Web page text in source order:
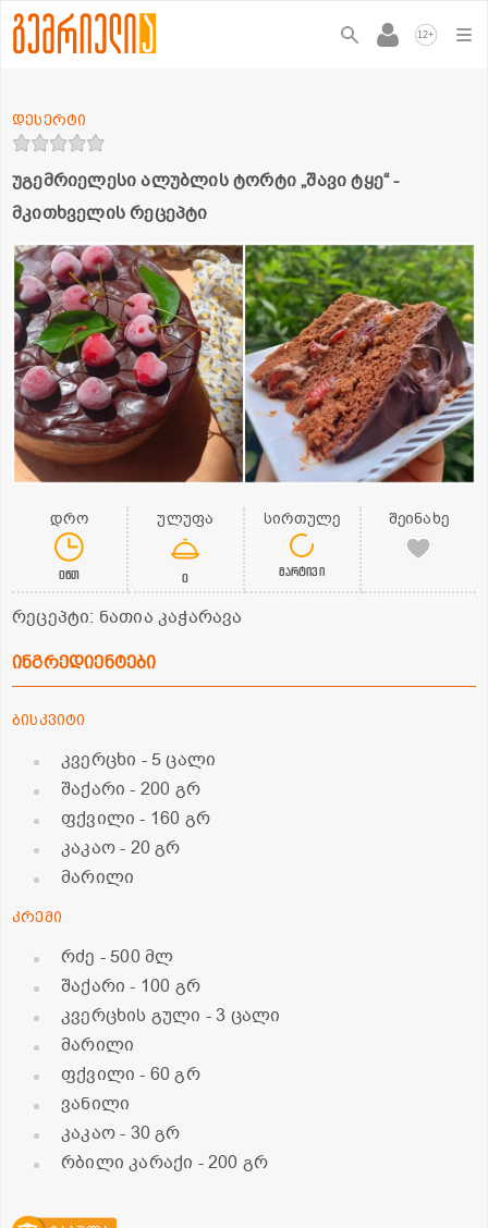
12+
უგემრიელესი ალუბლის ტორტი „შავი ტყე“ -
მკითხველის რეცეპტი
დესერტი
დრო
0წთ
ულუფა
0
სირთულე
მარტივი
შეინახე
რეცეპტი: ნათია კაჭარავა
ინგრედიენტები
ბისკვიტი
კვერცხი - 5 ცალი
შაქარი- 200 გრ
ფქვილი- 160 გრ
კაკაო- 20 გრ
მარილი
კრემი
რძე - 500 მლ
შაქარი- 100 გრ
კვერცხის გული - 3 ცალი
მარილი
ფქვილი- 60 გრ
ვანილი
კაკაო- 30 გრ
რბილი კარაქი - 200 გრ